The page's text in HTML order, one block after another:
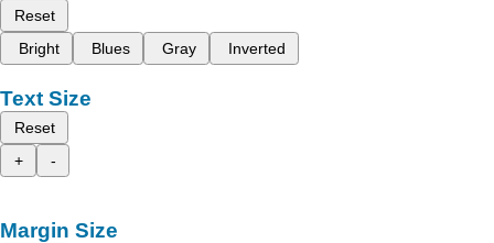
Reset
Bright
Blues Gray Inverted
Text Size
Reset
+
-
Margin Size